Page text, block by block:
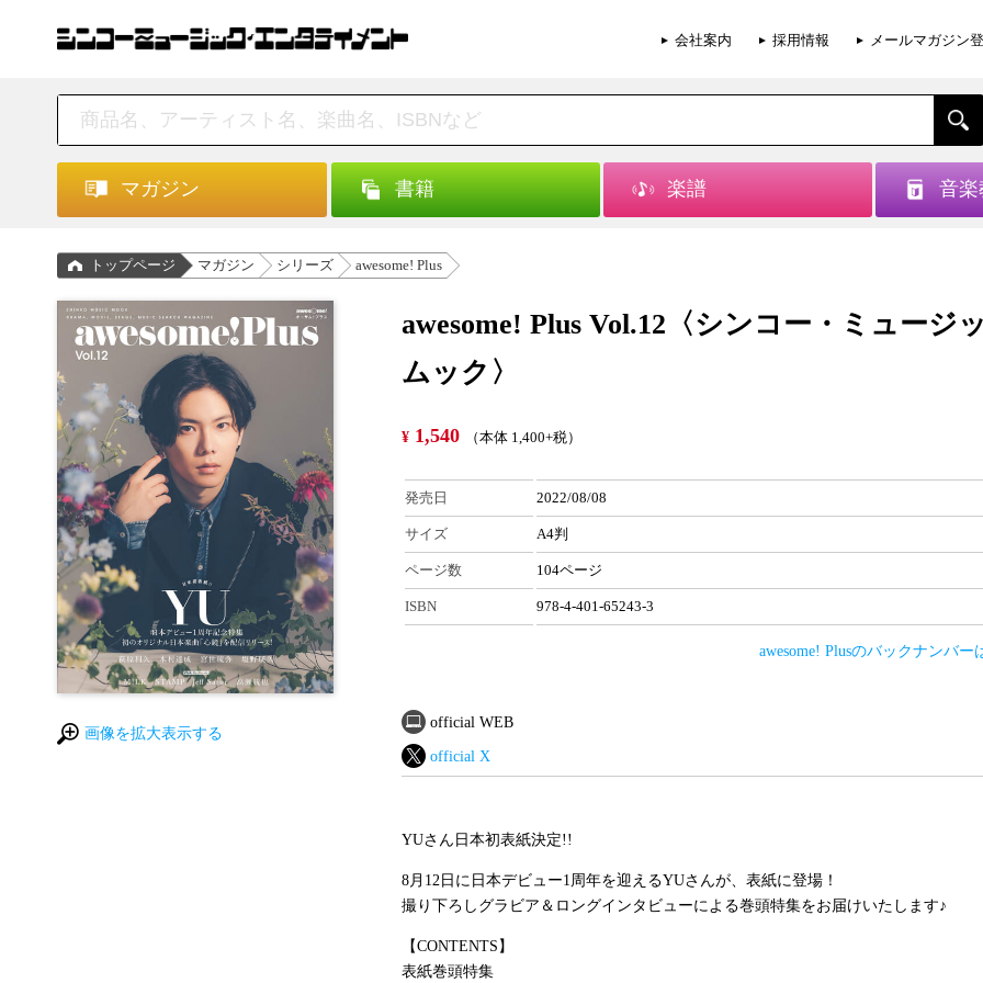
会社案内 採用情報 メールマガジン
マガジン 書籍 楽譜 音楽
トップページ マガジン シリーズ awesome! Plus
画像を拡大表示する
awesome! Plus Vol.12〈シンコー・ミュージ
ムック〉
¥ 1,540 （本体 1,400+税）
発売日 2022/08/08
サイズ A4判
ページ数 104ページ
ISBN 978-4-401-65243-3
awesome! Plusのバックナンバー
official WEB
official X
YUさん日本初表紙決定!!
8月12日に日本デビュー1周年を迎えるYUさんが、表紙に登場！
撮り下ろしグラビア＆ロングインタビューによる巻頭特集をお届けいたします♪
【CONTENTS】
表紙巻頭特集